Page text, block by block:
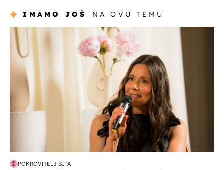
IMAMO JOŠ NA OVU TEMU
moda & ljepota
POKROVITELJ BIPA